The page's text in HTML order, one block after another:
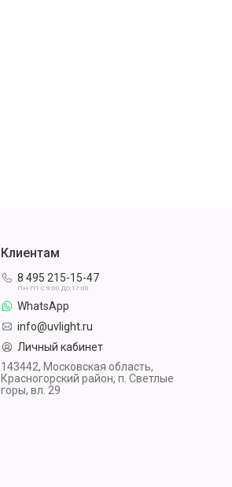
Клиентам
8 495 215-15-47
ПН-ПТ С 9:00 ДО 17:00
WhatsApp
info@uvlight.ru
Личный кабинет
143442, Московская область,
Красногорский район, п. Светлые
горы, вл. 29